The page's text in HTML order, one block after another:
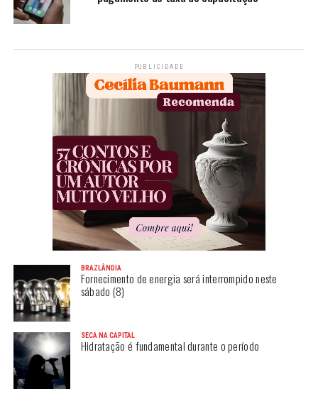
PUBLICIDADE
BRAZLÂNDIA
Fornecimento de energia será interrompido neste
sábado (8)
SECA NA CAPITAL
Hidratação é fundamental durante o período